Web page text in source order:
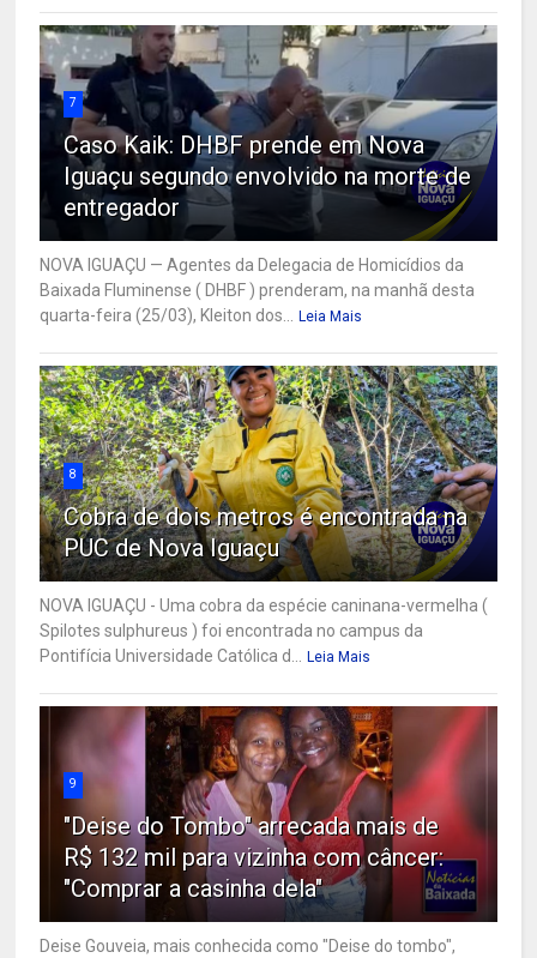
7
Caso Kaik: DHBF prende em Nova
Iguaçu segundo envolvido na morte de
entregador
NOVA IGUAÇU — Agentes da Delegacia de Homicídios da
Baixada Fluminense ( DHBF ) prenderam, na manhã desta
quarta-feira (25/03), Kleiton dos...
Leia Mais
8
Cobra de dois metros é encontrada na
PUC de Nova Iguaçu
NOVA IGUAÇU - Uma cobra da espécie caninana-vermelha (
Spilotes sulphureus ) foi encontrada no campus da
Pontifícia Universidade Católica d...
Leia Mais
9
"Deise do Tombo" arrecada mais de
R$ 132 mil para vizinha com câncer:
"Comprar a casinha dela"
Deise Gouveia, mais conhecida como "Deise do tombo",